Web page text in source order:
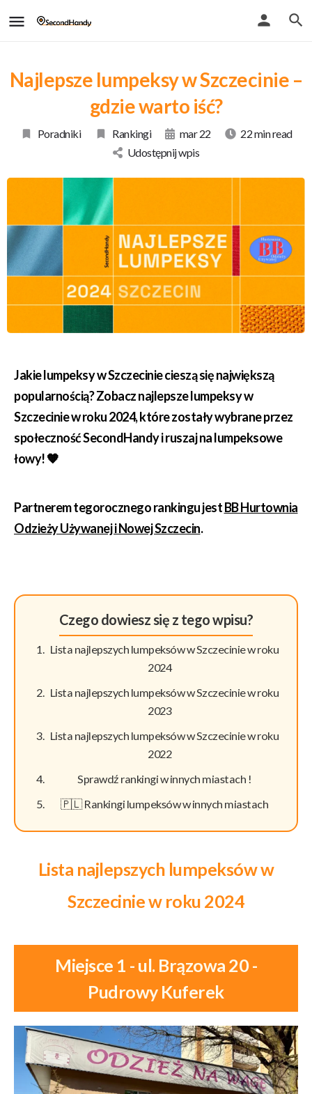
Najlepsze lumpeksy w Szczecinie –
gdzie warto iść?
Poradniki Rankingi mar 22
22 min read
Udostępnij wpis
Jakielumpeksy w Szczeciniecieszą się największą
popularnością? Zobacz najlepsze lumpeksy w
Szczecinie w roku 2024, które zostały wybrane przez
społeczność SecondHandy i ruszaj na lumpeksowe
łowy! 🧡
Partnerem tegorocznego rankingu jestBB Hurtownia
Odzieży Używanej i Nowej Szczecin.
Czego dowiesz się z tego wpisu?
Lista najlepszych lumpeksów w Szczecinie w roku
2024
Lista najlepszych lumpeksów w Szczecinie w roku
2023
Lista najlepszych lumpeksów w Szczecinie w roku
2022
Sprawdź rankingi w innych miastach !
🇵🇱 Rankingi lumpeksów w innych miastach
Lista najlepszych lumpeksów w
Szczecinie w roku 2024
Miejsce 1 - ul. Brązowa 20 -
Pudrowy Kuferek